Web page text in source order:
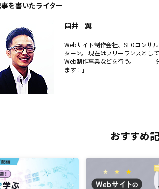
を書いたライター
臼井 翼
Webサイト制作会社、SEOコンサ
ターン。 現在はフリーランスとし
Web制作事業などを行う。 「分
ます！」
おすすめ